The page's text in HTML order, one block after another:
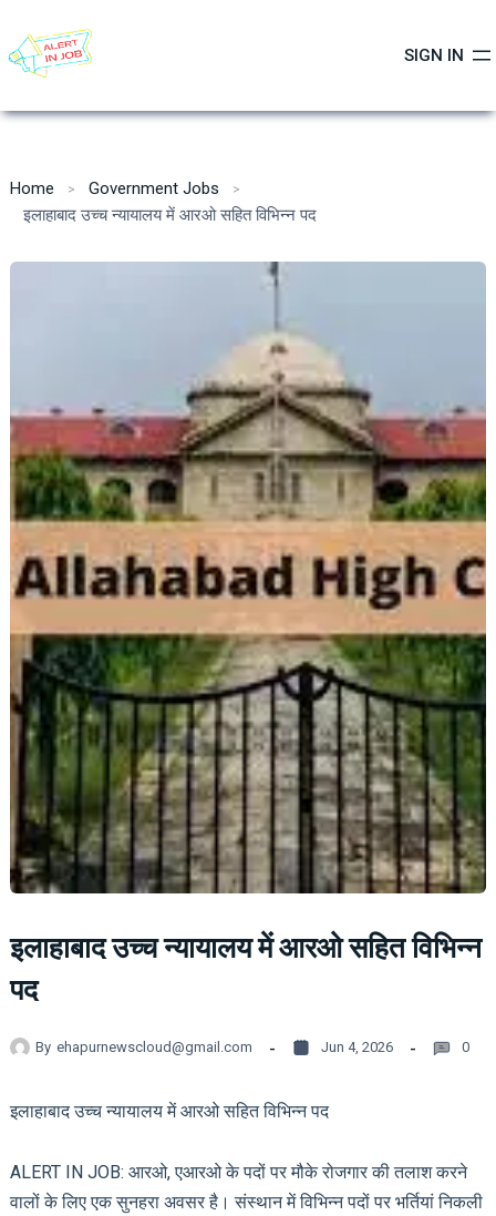
content
SIGN IN
Home
Government Jobs
इलाहाबाद उच्च न्यायालय में आरओ सहित विभिन्न पद
इलाहाबाद उच्च न्यायालय में आरओ सहित विभिन्न
पद
By ehapurnewscloud@gmail.com Jun 4, 2026 0
इलाहाबाद उच्च न्यायालय में आरओ सहित विभिन्न पद
ALERT IN JOB: आरओ, एआरओ के पदों पर मौके रोजगार की तलाश करने
वालों के लिए एक सुनहरा अवसर है। संस्थान में विभिन्न पदों पर भर्तियां निकली